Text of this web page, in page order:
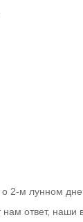
2-м лунном
нам ответ, наши